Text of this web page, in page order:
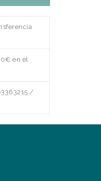
en el
/